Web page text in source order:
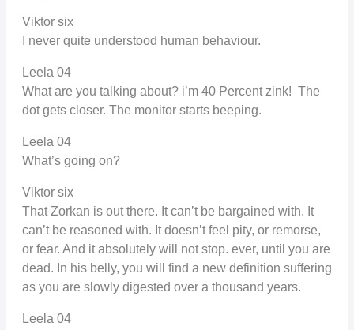
Viktor six
I never quite understood human behaviour.
Leela 04
What are you talking about? i’m 40 Percent zink! The
dot gets closer. The monitor starts beeping.
Leela 04
What’s going on?
Viktor six
That Zorkan is out there. It can’t be bargained with. It
can’t be reasoned with. It doesn’t feel pity, or remorse,
or fear. And it absolutely will not stop. ever, until you are
dead. In his belly, you will find a new definition suffering
as you are slowly digested over a thousand years.
Leela 04